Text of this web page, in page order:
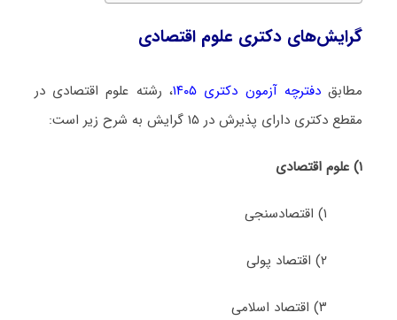
گرایش‌های دکتری علوم اقتصادی
مطابقدفترچه آزمون دکتری ۱۴۰۵
، رشته علوم اقتصادی در
مقطع دکتری دارای پذیرش در ۱۵ گرایش به شرح زیر است:
۱) علوم اقتصادی
۱) اﻗﺘﺼﺎدسنجی
۲) اﻗﺘﺼﺎد پولی
۳) اﻗﺘﺼﺎد اسلامی